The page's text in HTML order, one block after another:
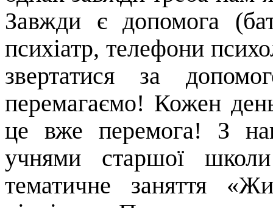
Завжди є допомога
психіатр, телефони
звертатися за
перемагаємо! Кожен
це вже перемога! З
учнями старшої
тематичне заняття